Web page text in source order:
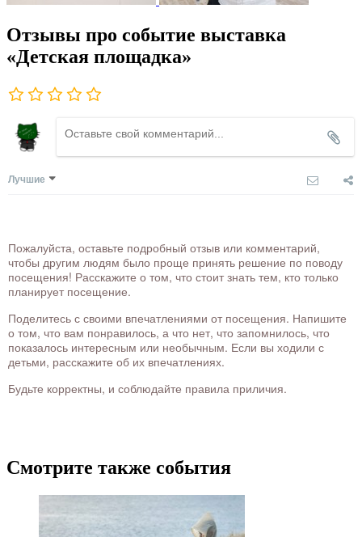
Отзывы про событие выставка
«Детская площадка»
Лучшие
Пожалуйста, оставьте подробный отзыв или комментарий,
чтобы другим людям было проще принять решение по поводу
посещения! Расскажите о том, что стоит знать тем, кто только
планирует посещение.
Поделитесь с своими впечатлениями от посещения. Напишите
о том, что вам понравилось, а что нет, что запомнилось, что
показалось интересным или необычным. Если вы ходили с
детьми, расскажите об их впечатлениях.
Будьте корректны, и соблюдайте правила приличия.
Смотрите также события